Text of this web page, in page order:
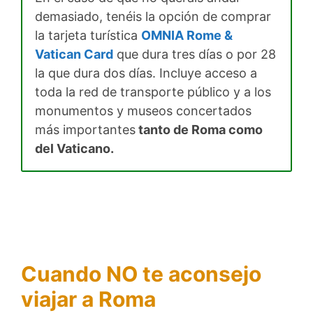
demasiado, tenéis la opción de comprar
la tarjeta turística OMNIA Rome &
Vatican Card que dura tres días o por 28
la que dura dos días. Incluye acceso a
toda la red de transporte público y a los
monumentos y museos concertados
más importantestanto de Roma como
del Vaticano.
Cuando NO te aconsejo
viajar a Roma